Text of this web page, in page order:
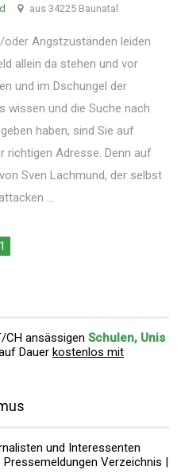
aus 34225 Baunatal
oder Angstzuständen leiden
allein da stehen und vor
und im Dschungel der
wissen und die Suche nach
haben, sind Sie auf
richtigen Adresse. Denn auf
Sven Lachmund, der selbst
...
1
CH ansässigen Schulen, Unis
Dauer kostenlos mit
und Interessenten
Verzeichnis |